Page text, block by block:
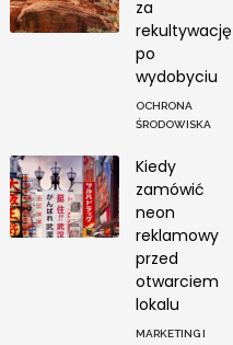
za
rekultywację
po
wydobyciu
OCHRONA
ŚRODOWISKA
Kiedy
zamówić
neon
reklamowy
przed
otwarciem
lokalu
MARKETING I